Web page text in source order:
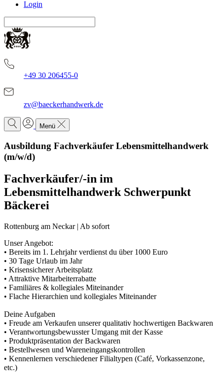
Login
+49 30 206455-0
zv@baeckerhandwerk.de
Menü
Ausbildung Fachverkäufer Lebensmittelhandwerk
(m/w/d)
Fachverkäufer/-in im
Lebensmittelhandwerk Schwerpunkt
Bäckerei
Rottenburg am Neckar | Ab sofort
Unser Angebot:
• Bereits im 1. Lehrjahr verdienst du über 1000 Euro
• 30 Tage Urlaub im Jahr
• Krisensicherer Arbeitsplatz
• Attraktive Mitarbeiterrabatte
• Familiäres & kollegiales Miteinander
• Flache Hierarchien und kollegiales Miteinander
Deine Aufgaben
• Freude am Verkaufen unserer qualitativ hochwertigen Backwaren
• Verantwortungsbewusster Umgang mit der Kasse
• Produktpräsentation der Backwaren
• Bestellwesen und Wareneingangskontrollen
• Kennenlernen verschiedener Filialtypen (Café, Vorkassenzone,
etc.)